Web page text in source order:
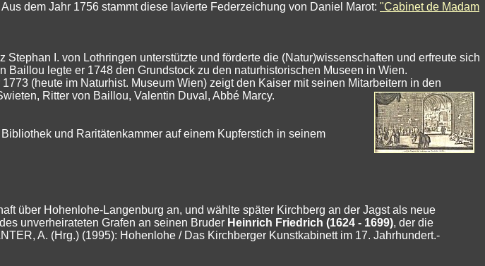
Aus dem Jahr 1756 stammt diese lavierte Federzeichung von Daniel Marot: "Cabinet de Madam
I. von Lothringen unterstützte und förderte die (Natur)wissenschaften und erfreute sich
legte er 1748 den Grundstock zu den naturhistorischen Museen in Wien.
(heute im Naturhist. Museum Wien) zeigt den Kaiser mit seinen Mitarbeitern in den
Ritter von Baillou, Valentin Duval, Abbé Marcy.
und Raritätenkammer auf einem Kupferstich in seinem
über Hohenlohe-Langenburg an, und wählte später Kirchberg an der Jagst als neue
unverheirateten Grafen an seinen Bruder Heinrich Friedrich (1624 - 1699), der die
A. (Hrg.) (1995): Hohenlohe / Das Kirchberger Kunstkabinett im 17. Jahrhundert.-